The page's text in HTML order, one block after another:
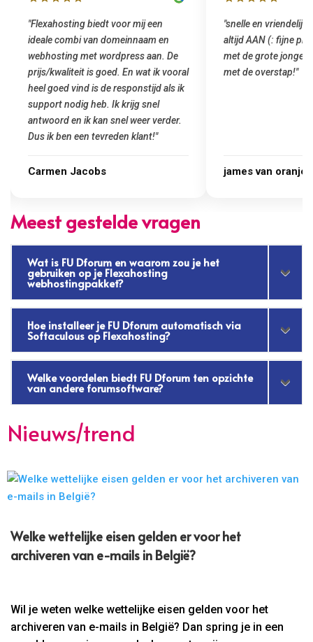
"snelle en vriendelijke service. staat
altijd AAN (: fijne prijzen vergeleken
met de grote jongens en dus nu al blij
met de overstap!"
james van oranje
"Top service. Ik had
het installeren van
was meteen door
gemaakt. Top
Marcel Thijs
Meest gestelde vragen
Wat is FU Dforum en waarom zou je het
gebruiken op je Flexahosting
webhostingpakket?
Hoe installeer je FU Dforum automatisch via
Softaculous op Flexahosting?
Welke voordelen biedt FU Dforum ten opzichte
van andere forumsoftware?
Nieuws/trend
Welke wettelijke eisen gelden er voor het
archiveren van e-mails in België?
Wil je weten welke wettelijke eisen gelden voor het
archiveren van e-mails in België? Dan spring je in een